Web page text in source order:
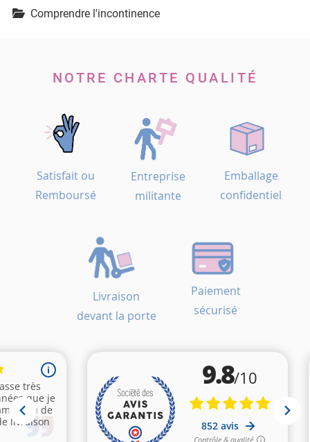
Comprendre l'incontinence
NOTRE CHARTE QUALITÉ
Satisfait ou
Remboursé
Entreprise
militante
Emballage
confidentiel
Livraison
devant la porte
Paiement
sécurisé